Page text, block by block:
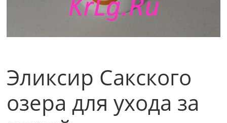
Эликсир Сакского
озера для ухода за